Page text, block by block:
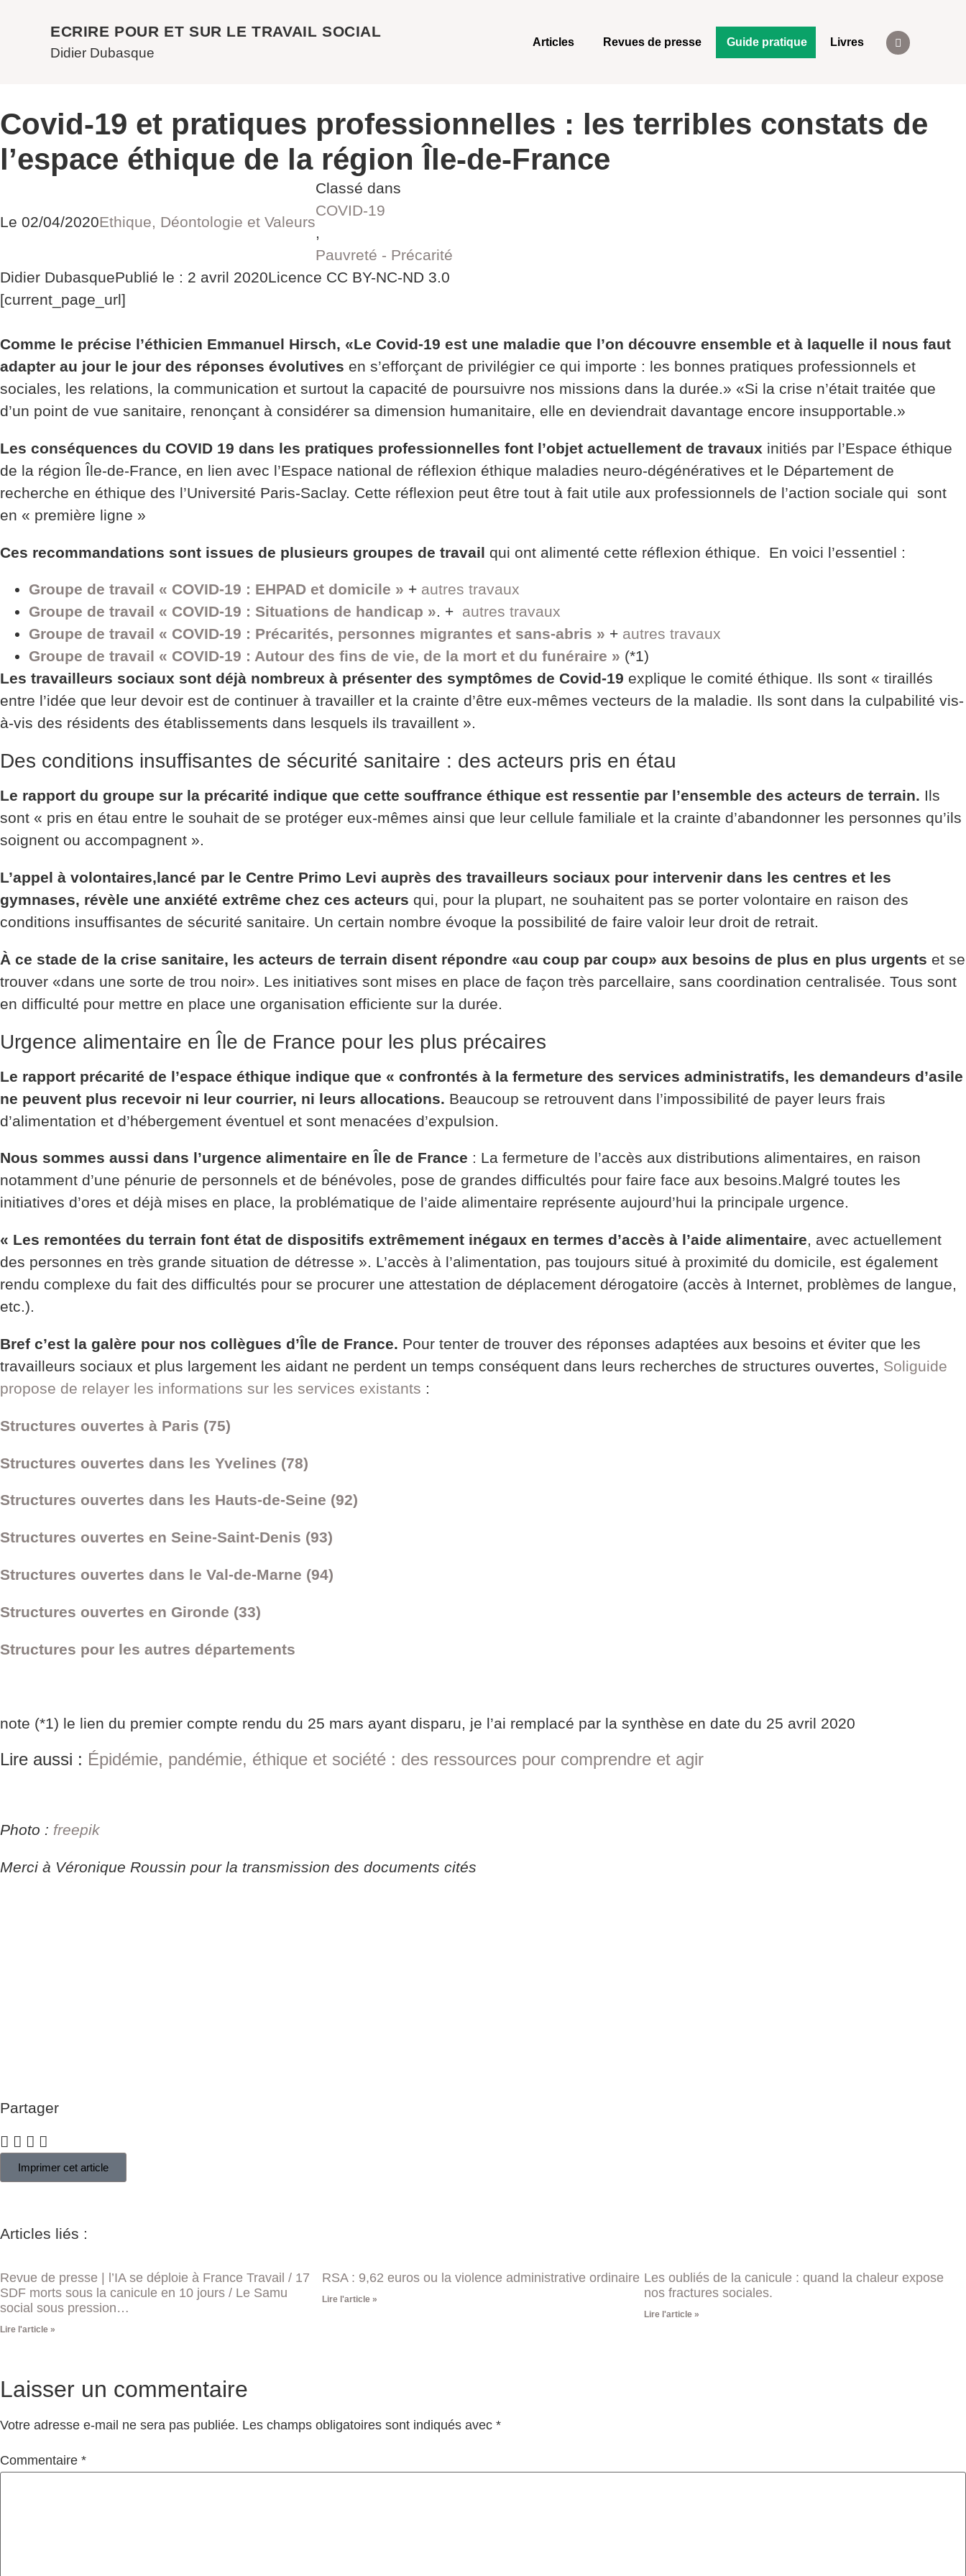
ECRIRE POUR ET SUR LE TRAVAIL SOCIAL
Didier Dubasque
Articles Revues de presse Guide pratique Livres
Covid-19 et pratiques professionnelles : les terribles constats de
l’espace éthique de la région Île-de-France
Le 02/04/2020Ethique, Déontologie et Valeurs
Classé dans
COVID-19
,
Pauvreté - Précarité
Didier DubasquePublié le : 2 avril 2020Licence CC BY-NC-ND 3.0
[current_page_url]
Comme le précise l’éthicien Emmanuel Hirsch, «Le Covid-19 est une maladie que l’on découvre ensemble et à laquelle il nous faut
adapter au jour le jour des réponses évolutives en s’efforçant de privilégier ce qui importe : les bonnes pratiques professionnels et
sociales, les relations, la communication et surtout la capacité de poursuivre nos missions dans la durée.» «Si la crise n’était traitée que
d’un point de vue sanitaire, renonçant à considérer sa dimension humanitaire, elle en deviendrait davantage encore insupportable.»
Les conséquences du COVID 19 dans les pratiques professionnelles font l’objet actuellement de travaux initiés par l’Espace éthique
de la région Île-de-France, en lien avec l’Espace national de réflexion éthique maladies neuro-dégénératives et le Département de
recherche en éthique des l’Université Paris-Saclay. Cette réflexion peut être tout à fait utile aux professionnels de l’action sociale qui sont
en « première ligne »
Ces recommandations sont issues de plusieurs groupes de travail qui ont alimenté cette réflexion éthique. En voici l’essentiel :
Groupe de travail « COVID-19 : EHPAD et domicile » + autres travaux
Groupe de travail « COVID-19 : Situations de handicap ». + autres travaux
Groupe de travail « COVID-19 : Précarités, personnes migrantes et sans-abris » + autres travaux
Groupe de travail « COVID-19 : Autour des fins de vie, de la mort et du funéraire » (*1)
Les travailleurs sociaux sont déjà nombreux à présenter des symptômes de Covid-19 explique le comité éthique. Ils sont « tiraillés
entre l’idée que leur devoir est de continuer à travailler et la crainte d’être eux-mêmes vecteurs de la maladie. Ils sont dans la culpabilité vis-
à-vis des résidents des établissements dans lesquels ils travaillent ».
Des conditions insuffisantes de sécurité sanitaire : des acteurs pris en étau
Le rapport du groupe sur la précarité indique que cette souffrance éthique est ressentie par l’ensemble des acteurs de terrain. Ils
sont « pris en étau entre le souhait de se protéger eux-mêmes ainsi que leur cellule familiale et la crainte d’abandonner les personnes qu’ils
soignent ou accompagnent ».
L’appel à volontaires,lancé par le Centre Primo Levi auprès des travailleurs sociaux pour intervenir dans les centres et les
gymnases, révèle une anxiété extrême chez ces acteurs qui, pour la plupart, ne souhaitent pas se porter volontaire en raison des
conditions insuffisantes de sécurité sanitaire. Un certain nombre évoque la possibilité de faire valoir leur droit de retrait.
À ce stade de la crise sanitaire, les acteurs de terrain disent répondre «au coup par coup» aux besoins de plus en plus urgents et se
trouver «dans une sorte de trou noir». Les initiatives sont mises en place de façon très parcellaire, sans coordination centralisée. Tous sont
en difficulté pour mettre en place une organisation efficiente sur la durée.
Urgence alimentaire en Île de France pour les plus précaires
Le rapport précarité de l’espace éthique indique que « confrontés à la fermeture des services administratifs, les demandeurs d’asile
ne peuvent plus recevoir ni leur courrier, ni leurs allocations. Beaucoup se retrouvent dans l’impossibilité de payer leurs frais
d’alimentation et d’hébergement éventuel et sont menacées d’expulsion.
Nous sommes aussi dans l’urgence alimentaire en Île de France : La fermeture de l’accès aux distributions alimentaires, en raison
notamment d’une pénurie de personnels et de bénévoles, pose de grandes difficultés pour faire face aux besoins.Malgré toutes les
initiatives d’ores et déjà mises en place, la problématique de l’aide alimentaire représente aujourd’hui la principale urgence.
« Les remontées du terrain font état de dispositifs extrêmement inégaux en termes d’accès à l’aide alimentaire, avec actuellement
des personnes en très grande situation de détresse ». L’accès à l’alimentation, pas toujours situé à proximité du domicile, est également
rendu complexe du fait des difficultés pour se procurer une attestation de déplacement dérogatoire (accès à Internet, problèmes de langue,
etc.).
Bref c’est la galère pour nos collègues d’Île de France. Pour tenter de trouver des réponses adaptées aux besoins et éviter que les
travailleurs sociaux et plus largement les aidant ne perdent un temps conséquent dans leurs recherches de structures ouvertes, Soliguide
propose de relayer les informations sur les services existants :
Structures ouvertes à Paris (75)
Structures ouvertes dans les Yvelines (78)
Structures ouvertes dans les Hauts-de-Seine (92)
Structures ouvertes en Seine-Saint-Denis (93)
Structures ouvertes dans le Val-de-Marne (94)
Structures ouvertes en Gironde (33)
Structures pour les autres départements
note (*1) le lien du premier compte rendu du 25 mars ayant disparu, je l’ai remplacé par la synthèse en date du 25 avril 2020
Lire aussi : Épidémie, pandémie, éthique et société : des ressources pour comprendre et agir
Photo : freepik
Merci à Véronique Roussin pour la transmission des documents cités
Partager
Imprimer cet article
Articles liés :
Revue de presse | l’IA se déploie à France Travail / 17
SDF morts sous la canicule en 10 jours / Le Samu
social sous pression…
Lire l'article »
RSA : 9,62 euros ou la violence administrative ordinaire
Lire l'article »
Les oubliés de la canicule : quand la chaleur expose
nos fractures sociales.
Lire l'article »
Laisser un commentaire
Votre adresse e-mail ne sera pas publiée. Les champs obligatoires sont indiqués avec *
Commentaire *